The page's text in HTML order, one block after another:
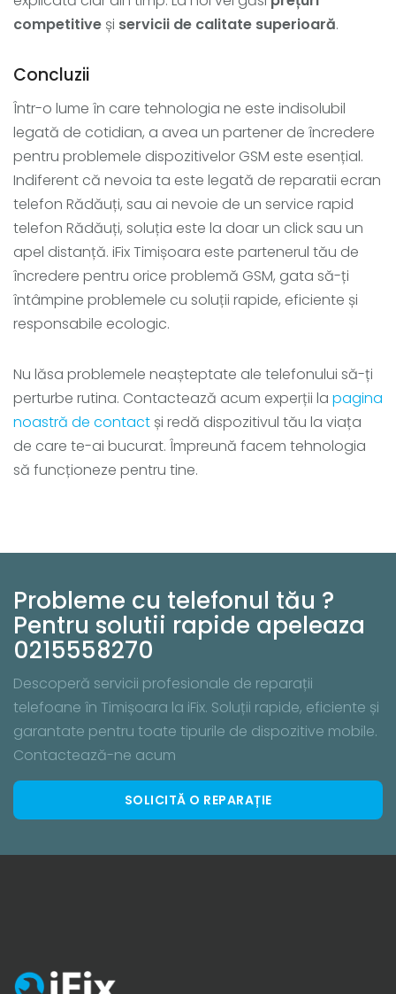
competitive și servicii de calitate superioară.
Concluzii
Într-o lume în care tehnologia ne este indisolubil
legată de cotidian, a avea un partener de încredere
pentru problemele dispozitivelor GSM este esențial.
Indiferent că nevoia ta este legată de reparatii ecran
telefon Rădăuți, sau ai nevoie de un service rapid
telefon Rădăuți, soluția este la doar un click sau un
apel distanță. iFix Timișoara este partenerul tău de
încredere pentru orice problemă GSM, gata să-ți
întâmpine problemele cu soluții rapide, eficiente și
responsabile ecologic.
Nu lăsa problemele neașteptate ale telefonului să-ți
perturbe rutina. Contactează acum experții la pagina
noastră de contact și redă dispozitivul tău la viața
de care te-ai bucurat. Împreună facem tehnologia
să funcționeze pentru tine.
Probleme cu telefonul tău ?
Pentru solutii rapide apeleaza
0215558270
Descoperă servicii profesionale de reparații
telefoane în Timișoara la iFix. Soluții rapide, eficiente și
garantate pentru toate tipurile de dispozitive mobile.
Contactează-ne acum
SOLICITĂ O REPARAȚIE